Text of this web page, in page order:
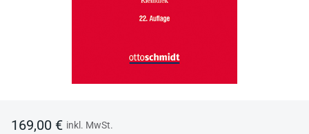
169,00 € inkl. MwSt.